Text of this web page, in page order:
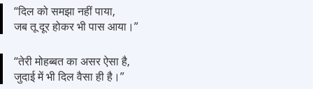
“दिल को समझा नहीं पाया,
जब तू दूर होकर भी पास आया।”
“तेरी मोहब्बत का असर ऐसा है,
जुदाई में भी दिल वैसा ही है।”